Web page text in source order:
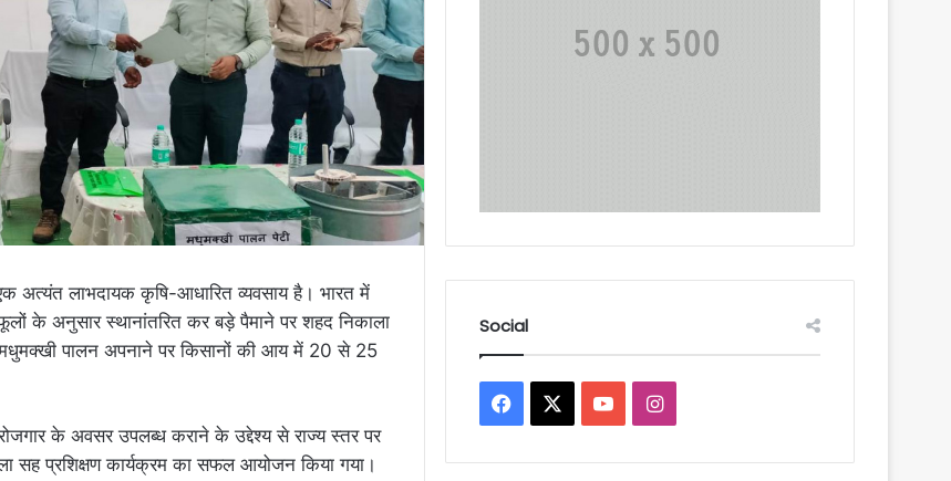
अत्यंत लाभदायक कृषि-आधारित व्यवसाय है। भारत में
के अनुसार स्थानांतरित कर बड़े पैमाने पर शहद निकाला
पालन अपनाने पर किसानों की आय में 20 से 25
के अवसर उपलब्ध कराने के उद्देश्य से राज्य स्तर पर
सह प्रशिक्षण कार्यक्रम का सफल आयोजन किया गया।
Social
Facebook YouTubeInstagram